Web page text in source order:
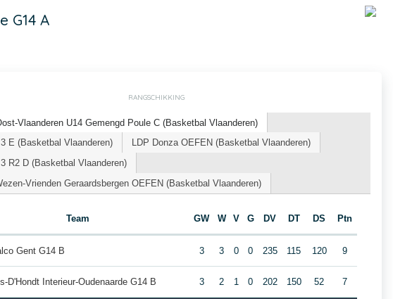
G14 A
RANGSCHIKKING
Vlaanderen U14 Gemengd Poule C (Basketbal Vlaanderen)
E (Basketbal Vlaanderen)
LDP Donza OEFEN (Basketbal Vlaanderen)
R2 D (Basketbal Vlaanderen)
Vrienden Geraardsbergen OEFEN (Basketbal Vlaanderen)
Team GW W V G DV DT DS Ptn
Gent G14 B 3 3 0 0 235 115 120 9
D'Hondt Interieur-Oudenaarde G14 B 3 2 1 0 202 150 52 7